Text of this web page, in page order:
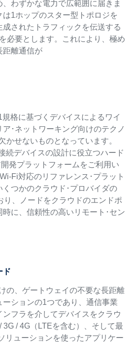
わずかな電力で広範囲に届きま
1ホップのスター型トポロジを
されたトラフィックを伝送する
必要とします。これにより、極め
距離通信が
格に基づくデバイスによるワイ
･ネットワーキング向けのテクノ
かせないものとなっています。
続デバイスの設計に役立つハード
発プラットフォームをご利用い
Fi対応のリファレンス･プラット
つかのクラウド･プロバイダの
り、ノードをクラウドのエンドポ
に、信頼性の高いリモート･セン
ド
の、ゲートウェイの不要な長距離
ーションの1つであり、通信事業
フラを介してデバイスをクラウ
3G / 4G（LTEを含む）、そして最
リューションを使ったアプリケー